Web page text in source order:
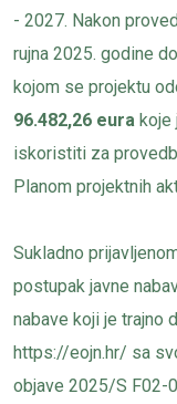
- 2027. Nakon
rujna 2025. godine
kojom se projektu
96.482,26 eura koje
iskoristiti za
Planom projektnih
Sukladno
postupak javne
nabave koji je trajno
https://eojn.hr/ sa
objave 2025/S F02-